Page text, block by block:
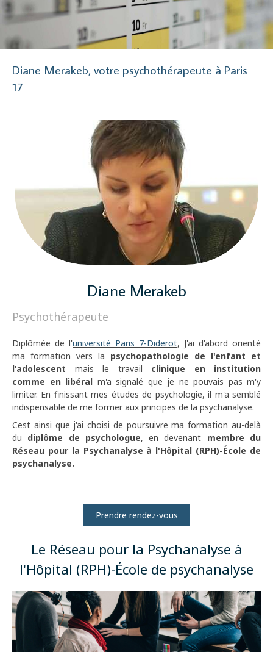
Diane Merakeb, votre psychothérapeute à Paris
17
Diane Merakeb
Psychothérapeute
Diplômée de l'université Paris 7-Diderot, J'ai d'abord orienté
ma formation vers la psychopathologie de l'enfant et
l'adolescent mais le travail clinique en institution
comme en libéral m'a signalé que je ne pouvais pas m'y
limiter. En finissant mes études de psychologie, il m'a semblé
indispensable de me former aux principes de la psychanalyse.
Cest ainsi que j'ai choisi de poursuivre ma formation au-delà
du diplôme de psychologue, en devenant membre du
Réseau pour la Psychanalyse à l'Hôpital (RPH)-École de
psychanalyse.
Prendre rendez-vous
Le Réseau pour la Psychanalyse à
l'Hôpital (RPH)-École de psychanalyse